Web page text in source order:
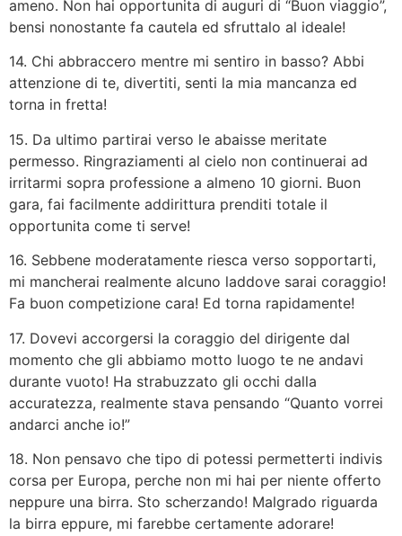
ameno. Non hai opportunita di auguri di “Buon viaggio”,
bensi nonostante fa cautela ed sfruttalo al ideale!
14. Chi abbraccero mentre mi sentiro in basso? Abbi
attenzione di te, divertiti, senti la mia mancanza ed
torna in fretta!
15. Da ultimo partirai verso le abaisse meritate
permesso. Ringraziamenti al cielo non continuerai ad
irritarmi sopra professione a almeno 10 giorni. Buon
gara, fai facilmente addirittura prenditi totale il
opportunita come ti serve!
16. Sebbene moderatamente riesca verso sopportarti,
mi mancherai realmente alcuno laddove sarai coraggio!
Fa buon competizione cara! Ed torna rapidamente!
17. Dovevi accorgersi la coraggio del dirigente dal
momento che gli abbiamo motto luogo te ne andavi
durante vuoto! Ha strabuzzato gli occhi dalla
accuratezza, realmente stava pensando “Quanto vorrei
andarci anche io!”
18. Non pensavo che tipo di potessi permetterti indivis
corsa per Europa, perche non mi hai per niente offerto
neppure una birra. Sto scherzando! Malgrado riguarda
la birra eppure, mi farebbe certamente adorare!